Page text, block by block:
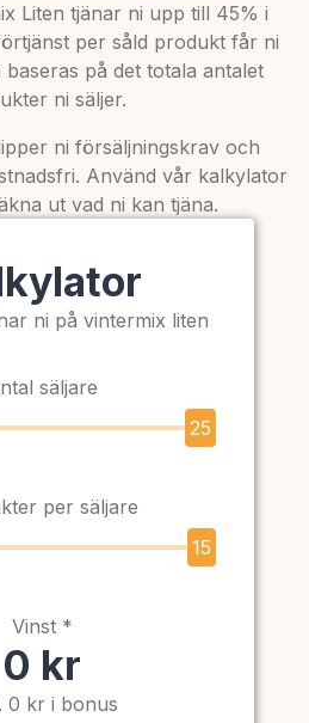
ni på vintermix liten
säljare
25
per säljare
15
Vinst *
0 kr
0 kr i bonus
Liten tjänar ni upp till 45% i
per såld produkt får ni
på det totala antalet
ni säljer.
ni försäljningskrav och
Använd vår kalkylator
ut vad ni kan tjäna.